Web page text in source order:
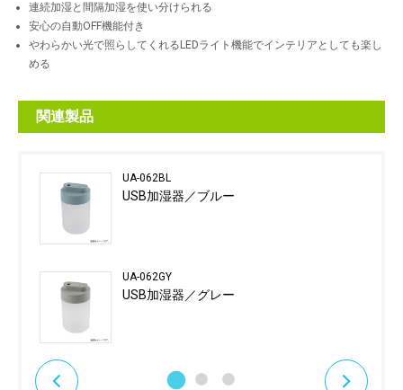
連続加湿と間隔加湿を使い分けられる
安心の自動OFF機能付き
やわらかい光で照らしてくれるLEDライト機能でインテリアとしても楽し
める
関連製品
UA-062BL
USB加湿器／ブルー
UA-062GY
USB加湿器／グレー